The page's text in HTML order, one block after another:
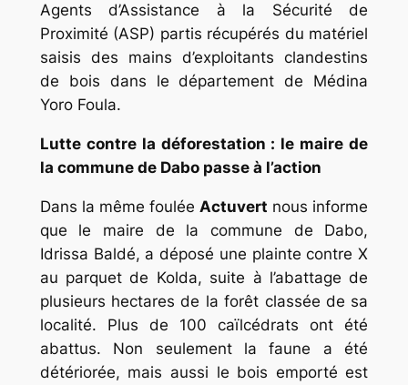
Agents d’Assistance à la Sécurité de
Proximité (ASP) partis récupérés du matériel
saisis des mains d’exploitants clandestins
de bois dans le département de Médina
Yoro Foula.
Lutte contre la déforestation : le maire de
la commune de Dabo passe à l’action
Dans la même foulée Actuvert nous informe
que le maire de la commune de Dabo,
Idrissa Baldé, a déposé une plainte contre X
au parquet de Kolda, suite à l’abattage de
plusieurs hectares de la forêt classée de sa
localité. Plus de 100 caïlcédrats ont été
abattus. Non seulement la faune a été
détériorée, mais aussi le bois emporté est